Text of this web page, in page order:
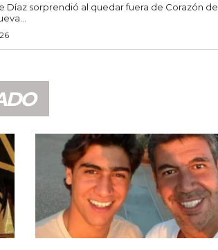
Díaz sorprendió al quedar fuera de Corazón de